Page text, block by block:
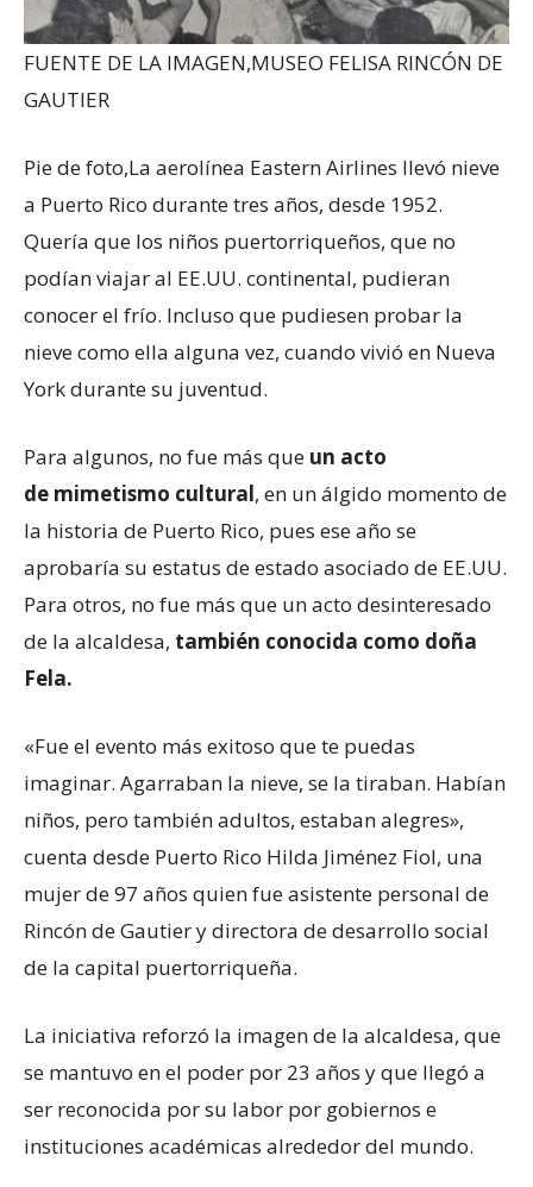
FUENTE DE LA IMAGEN,MUSEO FELISA RINCÓN DE
GAUTIER
Pie de foto,La aerolínea Eastern Airlines llevó nieve
a Puerto Rico durante tres años, desde 1952.
Quería que los niños puertorriqueños, que no
podían viajar al EE.UU. continental, pudieran
conocer el frío. Incluso que pudiesen probar la
nieve como ella alguna vez, cuando vivió en Nueva
York durante su juventud.
Para algunos, no fue más que un acto
de mimetismo cultural, en un álgido momento de
la historia de Puerto Rico, pues ese año se
aprobaría su estatus de estado asociado de EE.UU.
Para otros, no fue más que un acto desinteresado
de la alcaldesa, también conocida como doña
Fela.
«Fue el evento más exitoso que te puedas
imaginar. Agarraban la nieve, se la tiraban. Habían
niños, pero también adultos, estaban alegres»,
cuenta desde Puerto Rico Hilda Jiménez Fiol, una
mujer de 97 años quien fue asistente personal de
Rincón de Gautier y directora de desarrollo social
de la capital puertorriqueña.
La iniciativa reforzó la imagen de la alcaldesa, que
se mantuvo en el poder por 23 años y que llegó a
ser reconocida por su labor por gobiernos e
instituciones académicas alrededor del mundo.